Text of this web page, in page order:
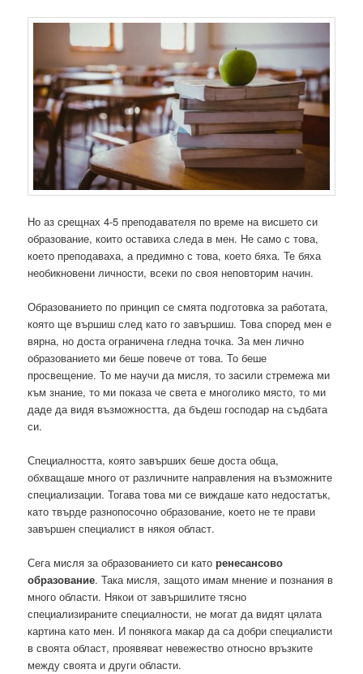
Но аз срещнах 4-5 преподавателя по време на висшето си
образование, които оставиха следа в мен. Не само с това,
което преподаваха, а предимно с това, което бяха. Те бяха
необикновени личности, всеки по своя неповторим начин.
Образованието по принцип се смята подготовка за работата,
която ще вършиш след като го завършиш. Това според мен е
вярна, но доста ограничена гледна точка. За мен лично
образованието ми беше повече от това. То беше
просвещение. То ме научи да мисля, то засили стремежа ми
към знание, то ми показа че света е многолико място, то ми
даде да видя възможността, да бъдеш господар на съдбата
си.
Специалността, която завърших беше доста обща,
обхващаше много от различните направления на възможните
специализации. Тогава това ми се виждаше като недостатък,
като твърде разнопосочно образование, което не те прави
завършен специалист в някоя област.
Сега мисля за образованието си каторенесансово
образование. Така мисля, защото имам мнение и познания в
много области. Някои от завършилите тясно
специализираните специалности, не могат да видят цялата
картина като мен. И понякога макар да са добри специалисти
в своята област, проявяват невежество относно връзките
между своята и други области.